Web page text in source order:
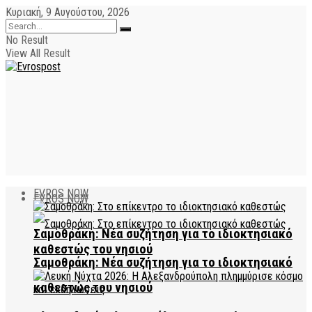
Κυριακή, 9 Αυγούστου, 2026
No Result
View All Result
EVROS NOW
Σαμοθράκη: Νέα συζήτηση για το ιδιοκτησιακό
καθεστώς του νησιού
EVROS NOW
Σαμοθράκη: Νέα συζήτηση για το ιδιοκτησιακό
καθεστώς του νησιού